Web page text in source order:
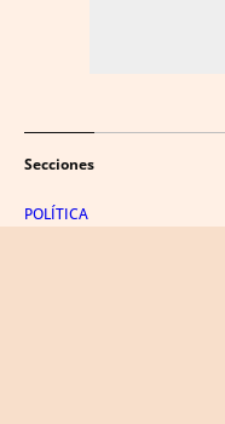
Secciones
POLÍTICA